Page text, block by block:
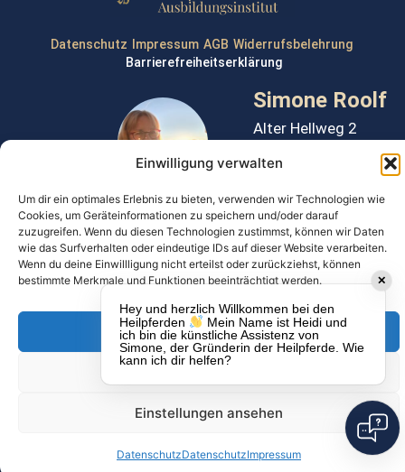
Einwilligung verwalten
Um dir ein optimales Erlebnis zu bieten, verwenden wir Technologien wie
Cookies, um Geräteinformationen zu speichern und/oder darauf
zuzugreifen. Wenn du diesen Technologien zustimmst, können wir Daten
wie das Surfverhalten oder eindeutige IDs auf dieser Website verarbeiten.
Wenn du deine Einwillligung nicht erteilst oder zurückziehst, können
bestimmte Merkmale und Funktionen beeinträchtigt werden.
Akzeptieren
Einstellungen ansehen
DatenschutzDatenschutzImpressum
Datenschutz Impressum AGB Widerrufsbelehrung
Barrierefreiheitserklärung
Simone Roolf
Alter Hellweg 2
WhatsApp 0172 2858670
Widerrufsbutton
© 2025 Heilpferde GmbH.
Alle Rechte vorbehalten
✕
Hey und herzlich Willkommen bei den
Heilpferden
Mein Name ist Heidi und
ich bin die künstliche Assistenz von
Simone, der Gründerin der Heilpferde. Wie
kann ich dir helfen?